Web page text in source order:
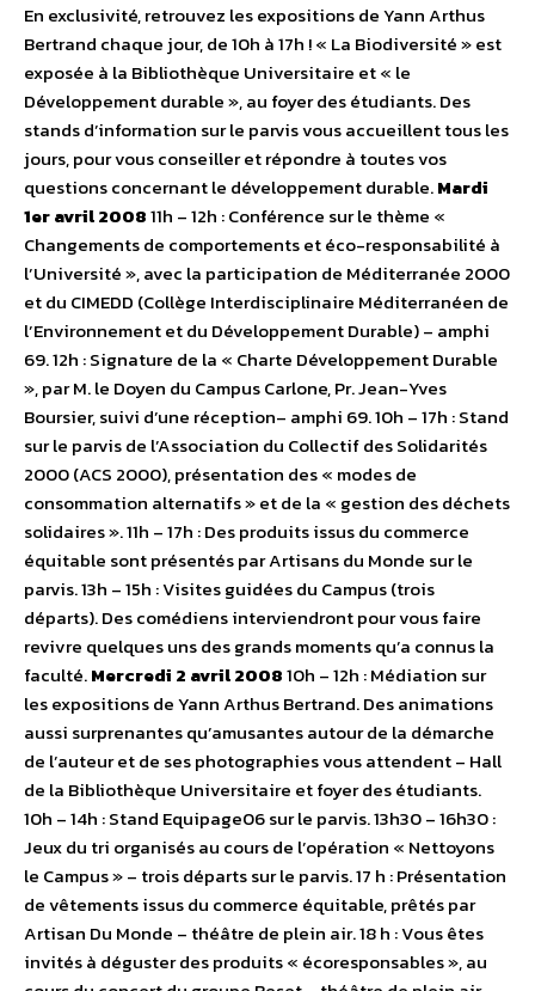
En exclusivité, retrouvez les expositions de Yann Arthus
Bertrand chaque jour, de 10h à 17h ! « La Biodiversité » est
exposée à la Bibliothèque Universitaire et « le
Développement durable », au foyer des étudiants. Des
stands d’information sur le parvis vous accueillent tous les
jours, pour vous conseiller et répondre à toutes vos
questions concernant le développement durable.Mardi
1er avril 200811h – 12h : Conférence sur le thème «
Changements de comportements et éco-responsabilité à
l’Université », avec la participation de Méditerranée 2000
et du CIMEDD (Collège Interdisciplinaire Méditerranéen de
l’Environnement et du Développement Durable) – amphi
69. 12h : Signature de la « Charte Développement Durable
», par M. le Doyen du Campus Carlone, Pr. Jean-Yves
Boursier, suivi d’une réception– amphi 69. 10h – 17h : Stand
sur le parvis de l’Association du Collectif des Solidarités
2000 (ACS 2000), présentation des « modes de
consommation alternatifs » et de la « gestion des déchets
solidaires ». 11h – 17h : Des produits issus du commerce
équitable sont présentés par Artisans du Monde sur le
parvis. 13h – 15h : Visites guidées du Campus (trois
départs). Des comédiens interviendront pour vous faire
revivre quelques uns des grands moments qu’a connus la
faculté.Mercredi 2 avril 200810h – 12h : Médiation sur
les expositions de Yann Arthus Bertrand. Des animations
aussi surprenantes qu’amusantes autour de la démarche
de l’auteur et de ses photographies vous attendent – Hall
de la Bibliothèque Universitaire et foyer des étudiants.
10h – 14h : Stand Equipage06 sur le parvis. 13h30 – 16h30 :
Jeux du tri organisés au cours de l’opération « Nettoyons
le Campus » – trois départs sur le parvis. 17 h : Présentation
de vêtements issus du commerce équitable, prêtés par
Artisan Du Monde – théâtre de plein air. 18 h : Vous êtes
invités à déguster des produits « écoresponsables », au